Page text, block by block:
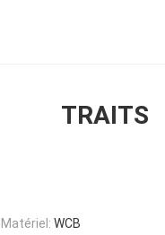
TRAITS
Matériel: WCB